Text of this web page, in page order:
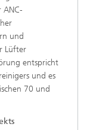
ANC-
und
Lüfter
entspricht
und es
70 und